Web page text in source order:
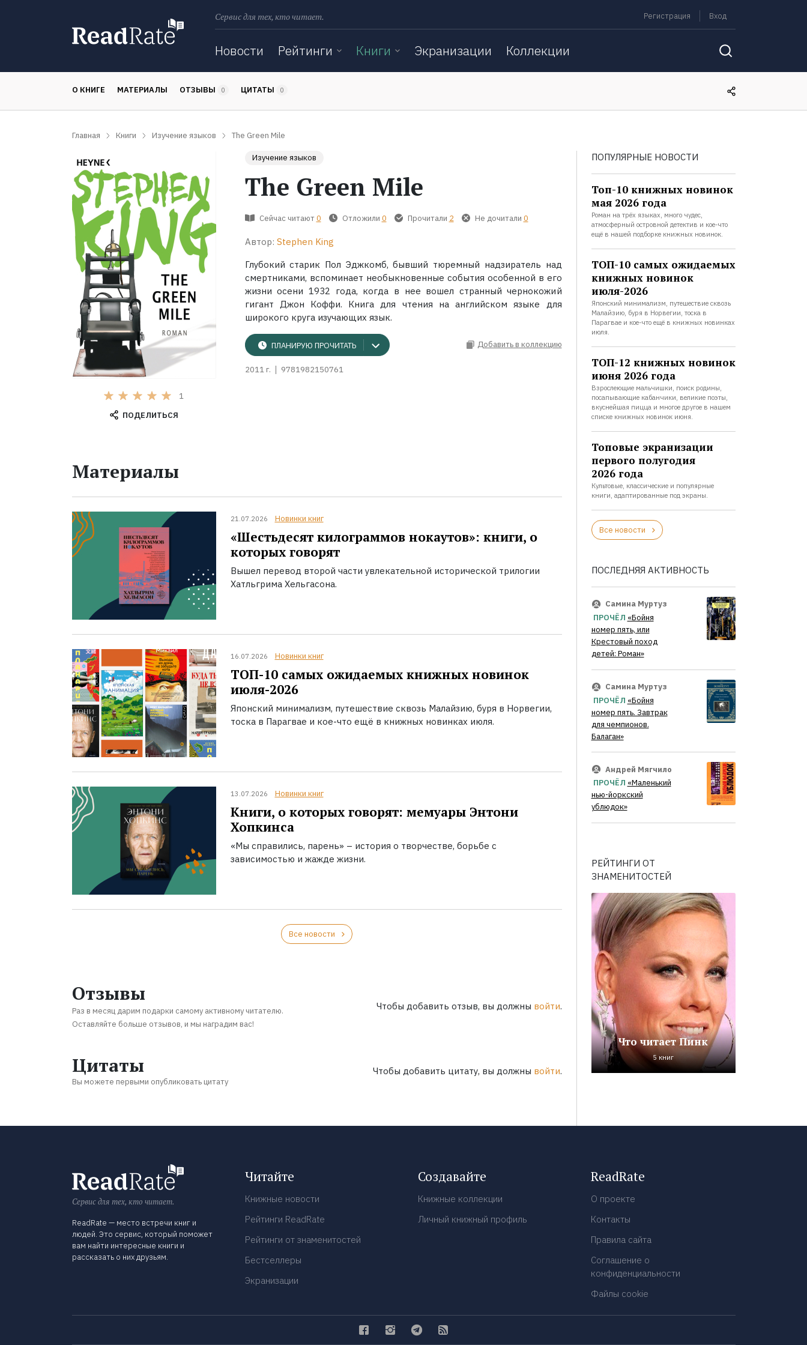
Сервис для тех, кто читает. Регистрация Вход
Новости Рейтинги Книги Экранизации Коллекции
О КНИГЕ МАТЕРИАЛЫ ОТЗЫВЫ 0 ЦИТАТЫ 0
Главная Книги Изучение языков The Green Mile
1
ПОДЕЛИТЬСЯ
Изучение языков
The Green Mile
Сейчас читают 0 Отложили 0 Прочитали 2 Не дочитали 0
Автор: Stephen King
Глубокий старик Пол Эджкомб, бывший тюремный надзиратель над
смертниками, вспоминает необыкновенные события особенной в его
жизни осени 1932 года, когда в нее вошел странный чернокожий
гигант Джон Коффи. Книга для чтения на английском языке для
широкого круга изучающих язык.
ПЛАНИРУЮ ПРОЧИТАТЬ Добавить в коллекцию
2011 г. 9781982150761
Материалы
21.07.2026 Новинки книг
«Шестьдесят килограммов нокаутов»: книги, о
которых говорят
Вышел перевод второй части увлекательной исторической трилогии
Хатльгрима Хельгасона.
16.07.2026 Новинки книг
ТОП-10 самых ожидаемых книжных новинок
июля-2026
Японский минимализм, путешествие сквозь Малайзию, буря в Норвегии,
тоска в Парагвае и кое-что ещё в книжных новинках июля.
13.07.2026 Новинки книг
Книги, о которых говорят: мемуары Энтони
Хопкинса
«Мы справились, парень» – история о творчестве, борьбе с
зависимостью и жажде жизни.
Все новости
Отзывы
Раз в месяц дарим подарки самому активному читателю.
Оставляйте больше отзывов, и мы наградим вас!
Чтобы добавить отзыв, вы должны войти.
Цитаты
Вы можете первыми опубликовать цитату
Чтобы добавить цитату, вы должны войти.
ПОПУЛЯРНЫЕ НОВОСТИ
Топ-10 книжных новинок
мая 2026 года
Роман на трёх языках, много чудес,
атмосферный островной детектив и кое-что
ещё в нашей подборке книжных новинок.
ТОП-10 самых ожидаемых
книжных новинок
июля-2026
Японский минимализм, путешествие сквозь
Малайзию, буря в Норвегии, тоска в
Парагвае и кое-что ещё в книжных новинках
июля.
ТОП-12 книжных новинок
июня 2026 года
Взрослеющие мальчишки, поиск родины,
посапывающие кабанчики, великие поэты,
вкуснейшая пицца и многое другое в нашем
списке книжных новинок июня.
Топовые экранизации
первого полугодия
2026 года
Культовые, классические и популярные
книги, адаптированные под экраны.
Все новости
ПОСЛЕДНЯЯ АКТИВНОСТЬ
Самина Муртуз
ПРОЧЁЛ «Бойня
номер пять, или
Крестовый поход
детей: Роман»
Самина Муртуз
ПРОЧЁЛ «Бойня
номер пять. Завтрак
для чемпионов.
Балаган»
Андрей Мягчило
ПРОЧЁЛ «Маленький
нью-йоркский
ублюдок»
РЕЙТИНГИ ОТ
ЗНАМЕНИТОСТЕЙ
Что читает Пинк
5 книг
Сервис для тех, кто читает.
ReadRate — место встречи книг и
людей. Это сервис, который поможет
вам найти интересные книги и
рассказать о них друзьям.
Читайте
Книжные новости
Рейтинги ReadRate
Рейтинги от знаменитостей
Бестселлеры
Экранизации
Создавайте
Книжные коллекции
Личный книжный профиль
ReadRate
О проекте
Контакты
Правила сайта
Соглашение о
конфиденциальности
Файлы cookie